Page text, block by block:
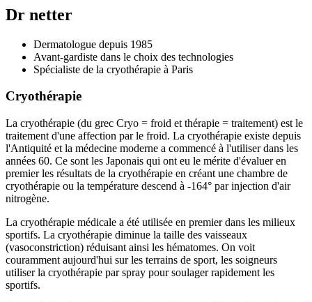
Dr netter
Dermatologue depuis 1985
Avant-gardiste dans le choix des technologies
Spécialiste de la cryothérapie à Paris
Cryothérapie
La cryothérapie (du grec Cryo = froid et thérapie = traitement) est le
traitement d'une affection par le froid. La cryothérapie existe depuis
l'Antiquité et la médecine moderne a commencé à l'utiliser dans les
années 60. Ce sont les Japonais qui ont eu le mérite d'évaluer en
premier les résultats de la cryothérapie en créant une chambre de
cryothérapie ou la température descend à -164° par injection d'air
nitrogène.
La cryothérapie médicale a été utilisée en premier dans les milieux
sportifs. La cryothérapie diminue la taille des vaisseaux
(vasoconstriction) réduisant ainsi les hématomes. On voit
couramment aujourd'hui sur les terrains de sport, les soigneurs
utiliser la cryothérapie par spray pour soulager rapidement les
sportifs.